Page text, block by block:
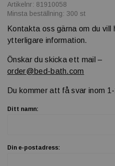
Artikelnr: 81910058
Minsta beställning: 300 st
Kontakta oss gärna om du vill
ytterligare information.
Önskar du skicka ett mail –
order@bed-bath.com
Du kommer att få svar inom
Ditt namn:
Din e-postadress: